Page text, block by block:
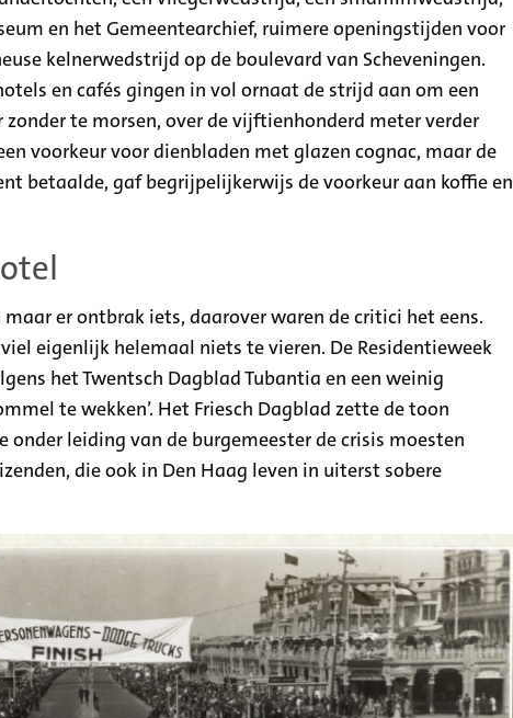
en het Gemeentearchief, ruimere openingstijden voor
kelnerwedstrijd op de boulevard van Scheveningen.
en cafés gingen in vol ornaat de strijd aan om een
te morsen, over de vijftienhonderd meter verder
voorkeur voor dienbladen met glazen cognac, maar de
betaalde, gaf begrijpelijkerwijs de voorkeur aan koffie en
er ontbrak iets, daarover waren de critici het eens.
eigenlijk helemaal niets te vieren. De Residentieweek
het Twentsch Dagblad Tubantia en een weinig
te wekken’. Het Friesch Dagblad zette de toon
onder leiding van de burgemeester de crisis moesten
die ook in Den Haag leven in uiterst sobere